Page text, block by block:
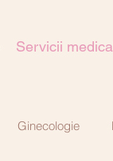
Servicii
Ginecologie